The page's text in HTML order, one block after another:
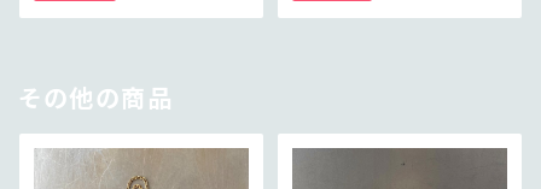
その他の商品